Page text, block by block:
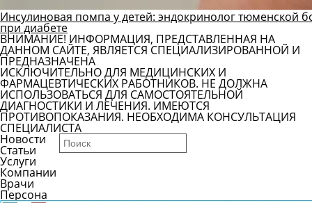
Инсулиновая помпа у детей: эндокринолог тюменской
при диабете
ВНИМАНИЕ! ИНФОРМАЦИЯ, ПРЕДСТАВЛЕННАЯ НА
ДАННОМ САЙТЕ, ЯВЛЯЕТСЯ СПЕЦИАЛИЗИРОВАННОЙ И
ПРЕДНАЗНАЧЕНА
ИСКЛЮЧИТЕЛЬНО ДЛЯ МЕДИЦИНСКИХ И
ФАРМАЦЕВТИЧЕСКИХ РАБОТНИКОВ. НЕ ДОЛЖНА
ИСПОЛЬЗОВАТЬСЯ ДЛЯ САМОСТОЯТЕЛЬНОЙ
ДИАГНОСТИКИ И ЛЕЧЕНИЯ. ИМЕЮТСЯ
ПРОТИВОПОКАЗАНИЯ. НЕОБХОДИМА КОНСУЛЬТАЦИЯ
СПЕЦИАЛИСТА
Новости
Статьи
Услуги
Компании
Врачи
Персона